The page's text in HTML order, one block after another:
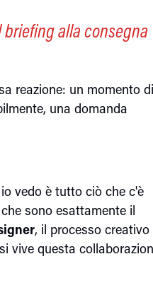
briefing alla consegna
reazione: un momento di
una domanda
vedo è tutto ciò che c'è
sono esattamente il
, il processo creativo
vive questa